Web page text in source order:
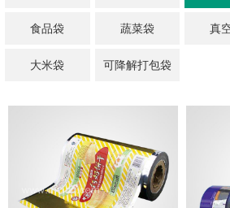
食品袋 蔬菜袋 真
大米袋 可降解打包袋